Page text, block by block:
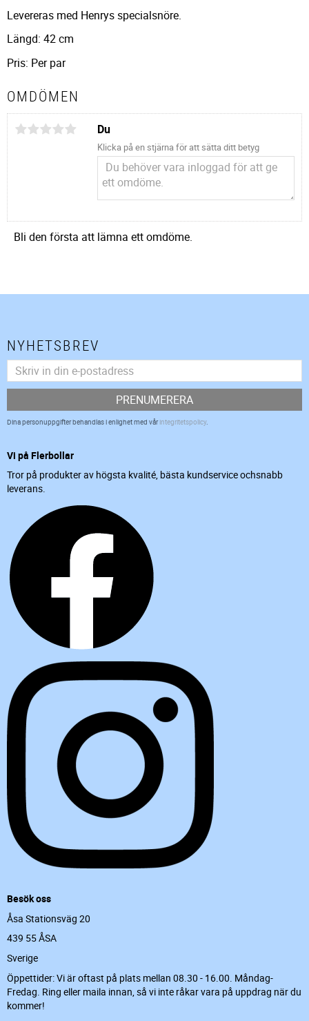
Levereras med Henrys specialsnöre.
Längd: 42 cm
Pris: Per par
OMDÖMEN
Du
Klicka på en stjärna för att sätta ditt betyg
Bli den första att lämna ett omdöme.
NYHETSBREV
PRENUMERERA
Dina personuppgifter behandlas i enlighet med vårintegritetspolicy.
Vi på Flerbollar
Tror på produkter av högsta kvalité, bästa kundservice ochsnabb
leverans.
Besök oss
Åsa Stationsväg 20
439 55 ÅSA
Sverige
Öppettider: Vi är oftast på plats mellan 08.30 - 16.00. Måndag-
Fredag. Ring eller maila innan, så vi inte råkar vara på uppdrag när du
kommer!